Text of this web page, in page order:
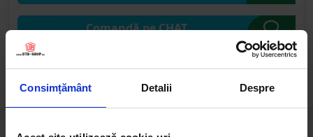
Consimțământ Detalii Despre
Comandă pe CHAT